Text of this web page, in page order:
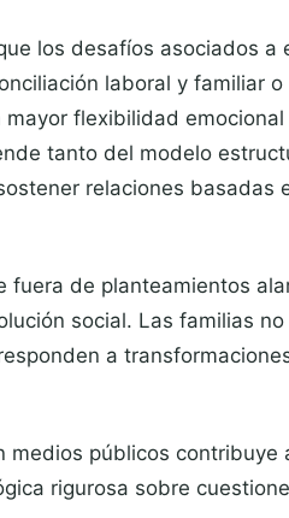
los desafíos asociados a
laboral y familiar
flexibilidad
tanto del modelo
relaciones basadas
fuera de planteamientos
social. Las familias
a
medios públicos contribuye
rigurosa sobre